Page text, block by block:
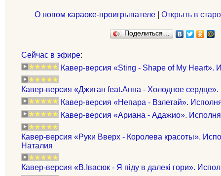
О новом караоке-проигрывателе| Открыть в
Поделиться…
Сейчас в эфире:
Кавер-версия «Sting - Shape of My Heart».
Кавер-версия «Джиган feat.Анна - Холодное
Кавер-версия «Непара - Взлетай».
Кавер-версия «Ариана - Адажио».
Кавер-версия «Руки Вверх - Королева красоты».
Наталия
Кавер-версия «В.Івасюк - Я піду в далекі гори».